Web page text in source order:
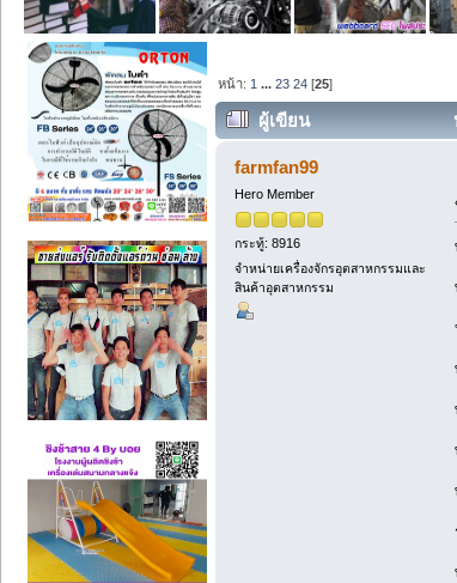
หน้า: 1 ...23 24 [25]
ผู้เขียน
farmfan99
Hero Member
กระทู้: 8916
จำหน่ายเครื่องจักรอุตสาหกรรมและ
สินค้าอุตสาหกรรม